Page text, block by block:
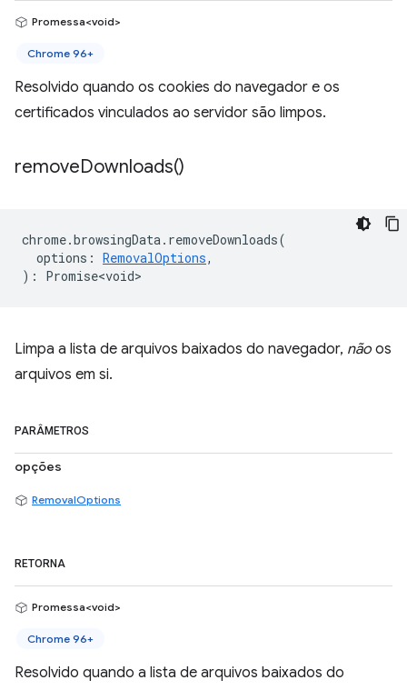
Promessa<void>
Chrome 96+
Resolvido quando os cookies do navegador e os
certificados vinculados ao servidor são limpos.
removeDownloads()
chrome.browsingData. removeDownloads(
options : RemovalOptions,
) : Promise<void>
Limpa a lista de arquivos baixados do navegador, não os
arquivos em si.
PARÂMETROS
opções
RemovalOptions
RETORNA
Promessa<void>
Chrome 96+
Resolvido quando a lista de arquivos baixados do